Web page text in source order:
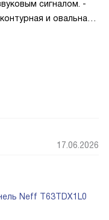
сигналом. -
и овальная
нагрева и
кухне
17.06.2026
Neff T63TDX1L0